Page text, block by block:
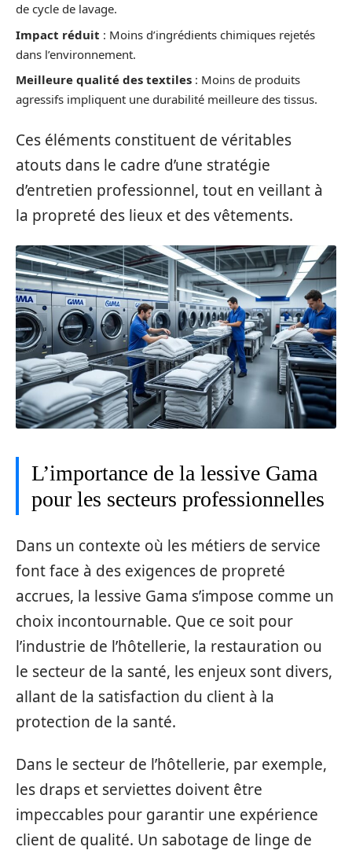
de cycle de lavage.
Impact réduit : Moins d’ingrédients chimiques rejetés
dans l’environnement.
Meilleure qualité des textiles : Moins de produits
agressifs impliquent une durabilité meilleure des tissus.
Ces éléments constituent de véritables
atouts dans le cadre d’une stratégie
d’entretien professionnel, tout en veillant à
la propreté des lieux et des vêtements.
L’importance de la lessive Gama
pour les secteurs professionnelles
Dans un contexte où les métiers de service
font face à des exigences de propreté
accrues, la lessive Gama s’impose comme un
choix incontournable. Que ce soit pour
l’industrie de l’hôtellerie, la restauration ou
le secteur de la santé, les enjeux sont divers,
allant de la satisfaction du client à la
protection de la santé.
Dans le secteur de l’hôtellerie, par exemple,
les draps et serviettes doivent être
impeccables pour garantir une expérience
client de qualité. Un sabotage de linge de